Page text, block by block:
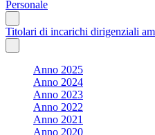
Personale
Titolari di incarichi dirigenziali
Anno 2025
Anno 2024
Anno 2023
Anno 2022
Anno 2021
Anno 2020